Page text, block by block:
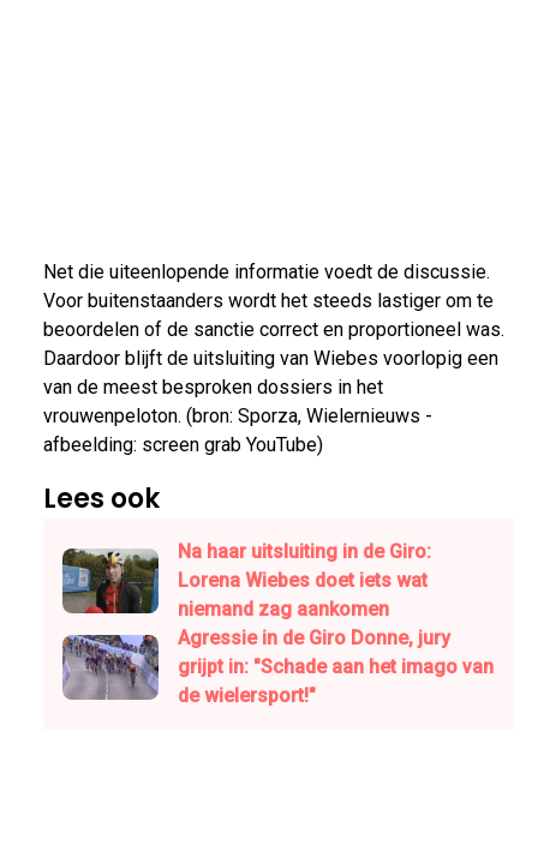
Net die uiteenlopende informatie voedt de discussie.
Voor buitenstaanders wordt het steeds lastiger om te
beoordelen of de sanctie correct en proportioneel was.
Daardoor blijft de uitsluiting van Wiebes voorlopig een
van de meest besproken dossiers in het
vrouwenpeloton. (bron: Sporza, Wielernieuws -
afbeelding: screen grab YouTube)
Lees ook
Na haar uitsluiting in de Giro:
Lorena Wiebes doet iets wat
niemand zag aankomen
Agressie in de Giro Donne, jury
grijpt in: "Schade aan het imago van
de wielersport!"